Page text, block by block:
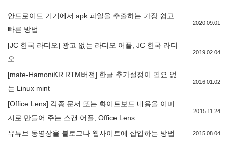
안드로이드 기기에서 apk 파일을 추출하는 가장 쉽고
빠른 방법
2020.09.01
[JC 한국 라디오] 광고 없는 라디오 어플, JC 한국 라디
오
2019.02.04
[mate-HamoniKR RTM버전] 한글 추가설정이 필요 없
는 Linux mint
2016.01.02
[Office Lens] 각종 문서 또는 화이트보드 내용을 이미
지로 만들어 주는 스캔 어플, Office Lens
2015.11.24
유튜브 동영상을 블로그나 웹사이트에 삽입하는 방법 2015.08.04